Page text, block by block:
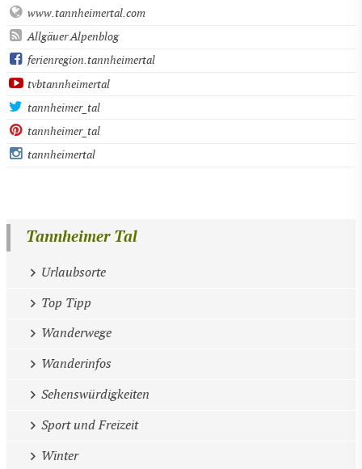
www.tannheimertal.com
Allgäuer Alpenblog
ferienregion.tannheimertal
tvbtannheimertal
tannheimer_tal
tannheimer_tal
tannheimertal
Tannheimer Tal
Urlaubsorte
Top Tipp
Wanderwege
Wanderinfos
Sehenswürdigkeiten
Sport und Freizeit
Winter